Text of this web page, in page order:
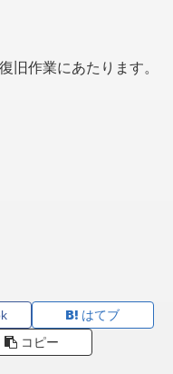
旧作業にあたります。
はてブ
コピー